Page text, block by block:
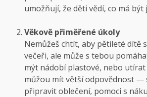
umožňují, že děti vědí, co má být
Věkově přiměřené úkoly
Nemůžeš chtít, aby pětileté dítě
večeři, ale může s tebou
mýt nádobí plastové, nebo
můžou mít větší odpovědnost —
připravit oblečení, pomoci s